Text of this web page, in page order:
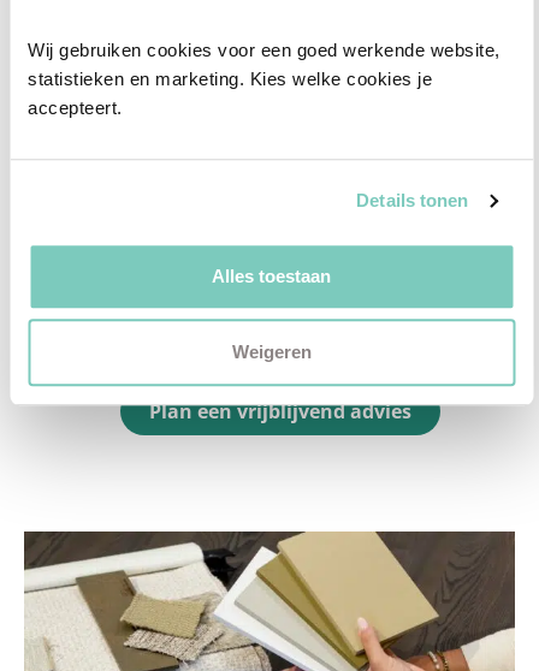
Wij gebruiken cookies voor een goed werkende website,
statistieken en marketing. Kies welke cookies je
accepteert.
Details tonen
Alles toestaan
Weigeren
✓ 2D interieurontwerp
✓
Advies van onze woonspecialist
Ontdek welk advies het beste bij jou past met
een vrijblijvend gesprek in onze showroom.
Vul het formulier hieronder in en wij nemen zo
snel mogelijk contact met je op!
Plan een vrijblijvend advies